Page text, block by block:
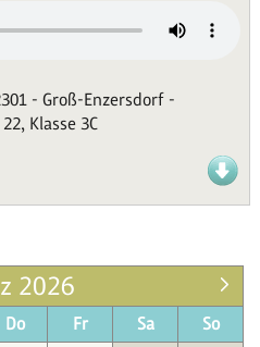
- Groß-Enzersdorf -
Klasse 3C
2026
Do Fr Sa
So